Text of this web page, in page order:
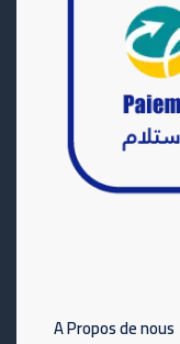
A Propos de nous